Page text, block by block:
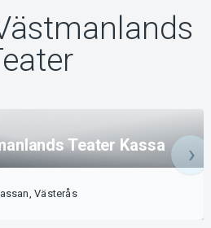
Teater Kassa
Västerås